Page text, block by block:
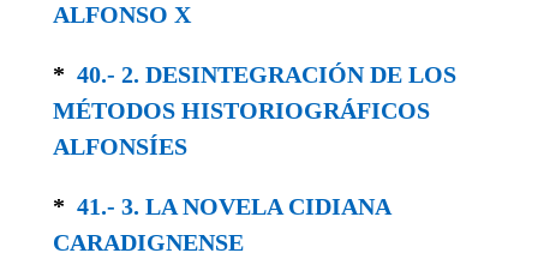
ALFONSO X
* 40.- 2. DESINTEGRACIÓN DE LOS
MÉTODOS HISTORIOGRÁFICOS
ALFONSÍES
* 41.- 3. LA NOVELA CIDIANA
CARADIGNENSE